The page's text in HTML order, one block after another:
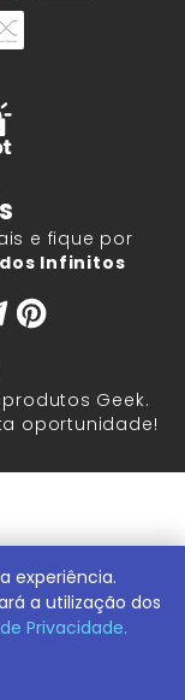
e fique por
Infinitos
Geek.
oportunidade!
|ContentStuff
0001-60.
291 -
experiência.
a utilização dos
Privacidade.